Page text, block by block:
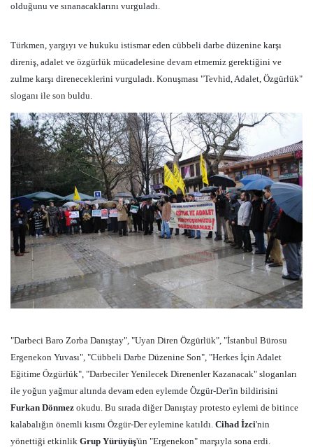
olduğunu ve sınanacaklarını vurguladı.
Türkmen, yargıyı ve hukuku istismar eden cübbeli darbe düzenine karşı
direniş, adalet ve özgürlük mücadelesine devam etmemiz gerektiğini ve
zulme karşı direneceklerini vurguladı. Konuşması "Tevhid, Adalet, Özgürlük"
sloganı ile son buldu.
"Darbeci Baro Zorba Danıştay", "Uyan Diren Özgürlük", "İstanbul Bürosu
Ergenekon Yuvası", "Cübbeli Darbe Düzenine Son", "Herkes İçin Adalet
Eğitime Özgürlük", "Darbeciler Yenilecek Direnenler Kazanacak" sloganları
ile yoğun yağmur altında devam eden eylemde Özgür-Der'in bildirisini
Furkan Dönmez okudu. Bu sırada diğer Danıştay protesto eylemi de bitince
kalabalığın önemli kısmı Özgür-Der eylemine katıldı. Cihad İzci'nin
yönettiği etkinlik Grup Yürüyüş'ün "Ergenekon" marşıyla sona erdi.